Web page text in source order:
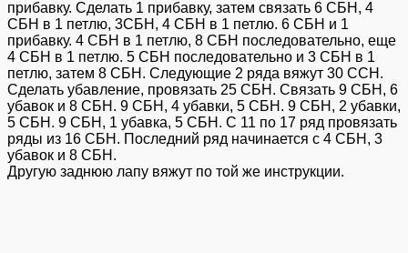
прибавку. Сделать 1 прибавку, затем связать 6 СБН, 4
СБН в 1 петлю, 3СБН, 4 СБН в 1 петлю. 6 СБН и 1
прибавку. 4 СБН в 1 петлю, 8 СБН последовательно, еще
4 СБН в 1 петлю. 5 СБН последовательно и 3 СБН в 1
петлю, затем 8 СБН. Следующие 2 ряда вяжут 30 ССН.
Сделать убавление, провязать 25 СБН. Связать 9 СБН, 6
убавок и 8 СБН. 9 СБН, 4 убавки, 5 СБН. 9 СБН, 2 убавки,
5 СБН. 9 СБН, 1 убавка, 5 СБН. С 11 по 17 ряд провязать
ряды из 16 СБН. Последний ряд начинается с 4 СБН, 3
убавок и 8 СБН.
Другую заднюю лапу вяжут по той же инструкции.